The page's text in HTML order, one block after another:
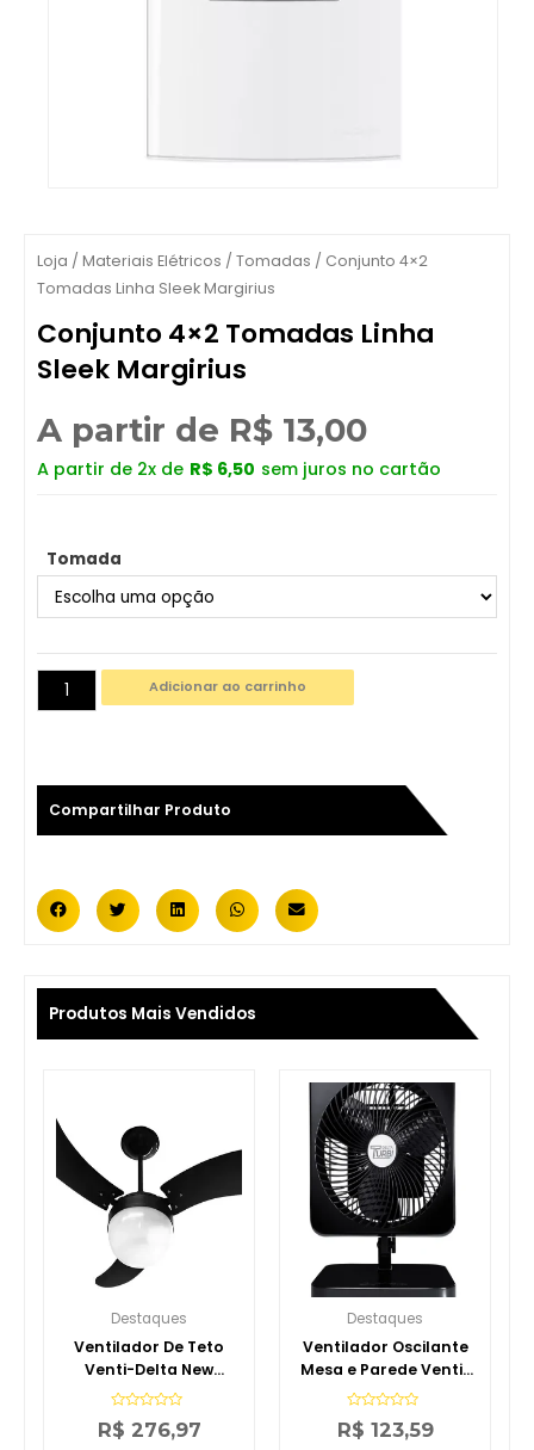
Loja / Materiais Elétricos / Tomadas / Conjunto 4×2
Tomadas Linha Sleek Margirius
Conjunto 4×2 Tomadas Linha
Sleek Margirius
A partir de R$ 13,00
A partir de 2x de R$ 6,50 sem juros no cartão
Tomada
Adicionar ao carrinho
Compartilhar Produto
Produtos Mais Vendidos
Destaques
Ventilador De Teto
Venti-Delta New
Montana 3 Pás MDF
Avaliação
0
R$ 276,97
Destaques
Ventilador Oscilante
Mesa e Parede Venti-
delta Turbi 127v
Avaliação
0
R$ 123,59